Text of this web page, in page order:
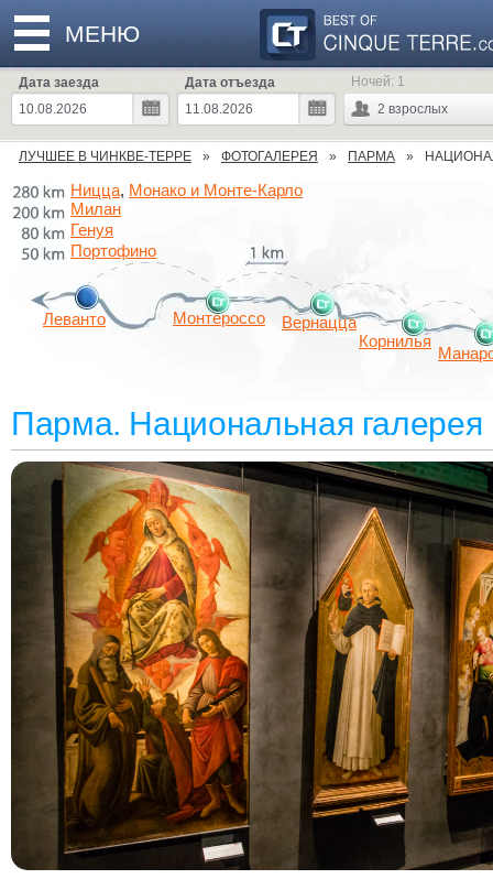
МЕНЮ
Дата заезда
Дата отъезда
2 взрослых
Ночей: 1
ЛУЧШЕЕ В ЧИНКВЕ-ТЕРРЕ ФОТОГАЛЕРЕЯ ПАРМА
Леванто Монтероссо
Вернацца
Корнилья
Генуя
Милан
Ницца, Монако и Монте-Карло
Портофино
Парма. Национальная галерея